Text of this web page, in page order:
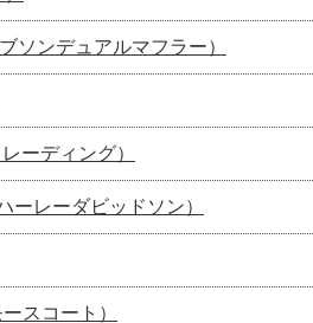
ソンデュアルマフラー）
ーディング）
ーレーダビッドソン）
スコート）